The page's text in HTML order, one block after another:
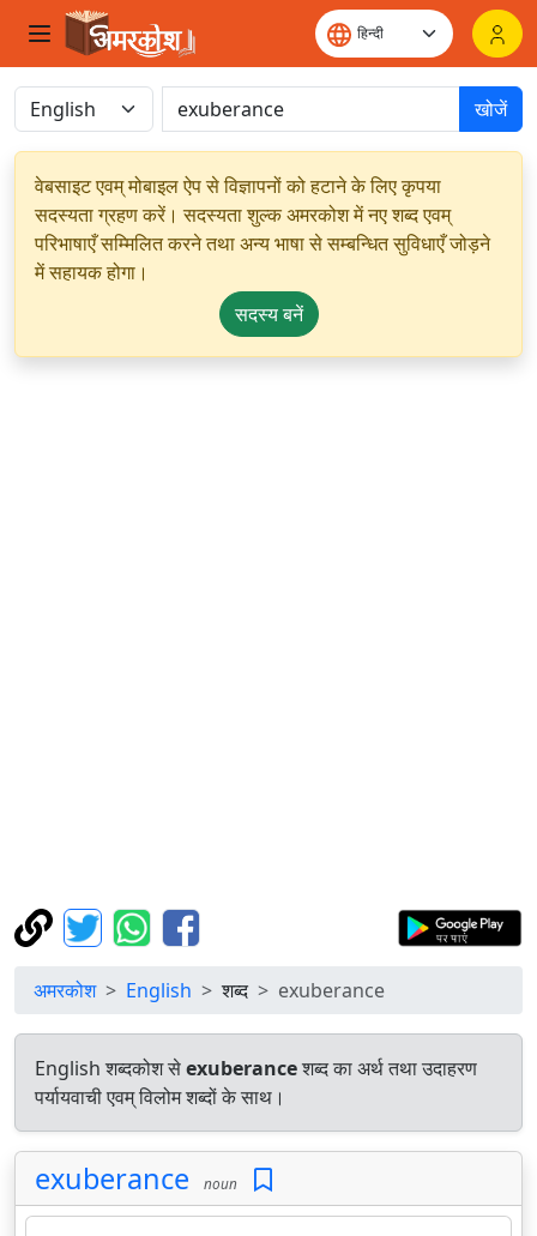
खोजें
वेबसाइट एवम् मोबाइल ऐप से विज्ञापनों को हटाने के लिए कृपया
सदस्यता ग्रहण करें। सदस्यता शुल्क अमरकोश में नए शब्द एवम्
परिभाषाएँ सम्मिलित करने तथा अन्य भाषा से सम्बन्धित सुविधाएँ जोड़ने
में सहायक होगा।
सदस्य बनें
अमरकोश English शब्द exuberance
English शब्दकोश सेexuberanceशब्द का अर्थ तथा उदाहरण
पर्यायवाची एवम् विलोम शब्दों के साथ।
exuberance noun